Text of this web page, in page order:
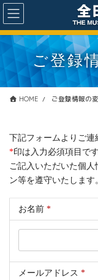
コ
ン
テ
に
移
ナ
ビ
ゲ
ョ
ン
ご登録
HOME ご登録情報の
下記フォームよりご連
*印は入力必須項目です
ご記入いただいた個
ン等を遵守いたします
お名前 *
メールアドレス *